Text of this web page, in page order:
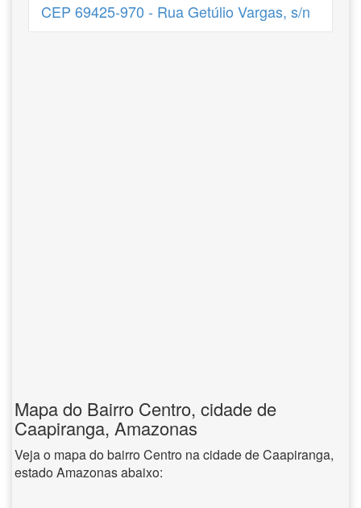
CEP 69425-970 - Rua Getúlio Vargas, s/n
Mapa do Bairro Centro, cidade de
Caapiranga, Amazonas
Veja o mapa do bairro Centro na cidade de Caapiranga,
estado Amazonas abaixo: